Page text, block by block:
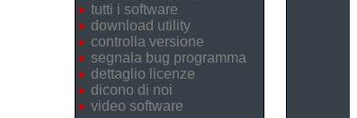
tutti i software
download utility
controlla versione
segnala bug programma
dettaglio licenze
dicono di noi
video software